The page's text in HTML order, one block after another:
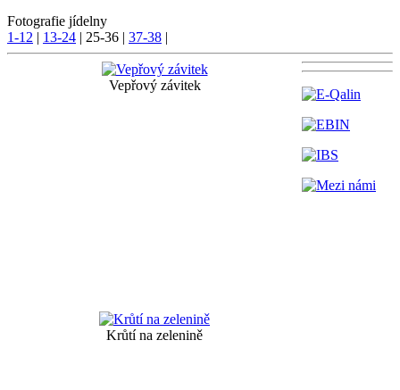
Fotografie jídelny
1-12 | 13-24 | 25-36 | 37-38 |
Vepřový závitek
Krůtí na zelenině